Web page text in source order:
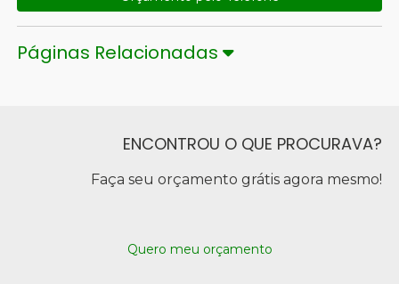
Páginas Relacionadas
ENCONTROU O QUE PROCURAVA?
Faça seu orçamento grátis agora mesmo!
Quero meu orçamento